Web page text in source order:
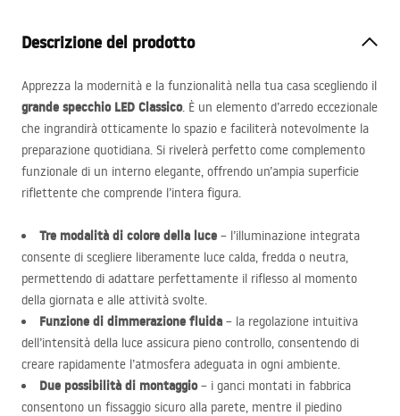
Descrizione del prodotto
Apprezza la modernità e la funzionalità nella tua casa scegliendo il
grande specchio LED Classico. È un elemento d’arredo eccezionale
che ingrandirà otticamente lo spazio e faciliterà notevolmente la
preparazione quotidiana. Si rivelerà perfetto come complemento
funzionale di un interno elegante, offrendo un’ampia superficie
riflettente che comprende l’intera figura.
Tre modalità di colore della luce – l’illuminazione integrata
consente di scegliere liberamente luce calda, fredda o neutra,
permettendo di adattare perfettamente il riflesso al momento
della giornata e alle attività svolte.
Funzione di dimmerazione fluida – la regolazione intuitiva
dell’intensità della luce assicura pieno controllo, consentendo di
creare rapidamente l’atmosfera adeguata in ogni ambiente.
Due possibilità di montaggio– i ganci montati in fabbrica
consentono un fissaggio sicuro alla parete, mentre il piedino